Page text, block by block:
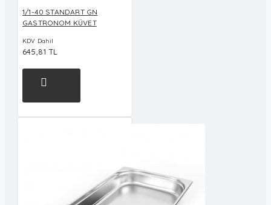
1/1-40 STANDART GN
GASTRONOM KÜVET
KDV Dahil
645,81 TL